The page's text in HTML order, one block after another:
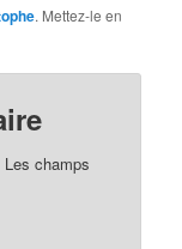
. Mettez-le en
Les champs